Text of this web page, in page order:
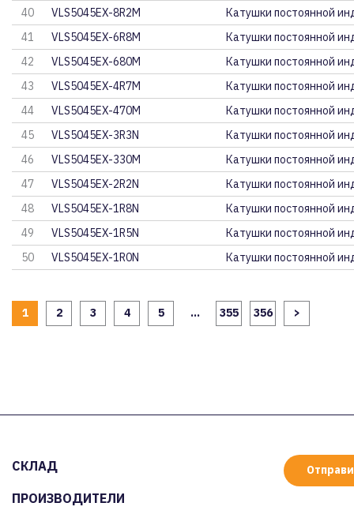
40
VLS5045EX-8R2M
Катушки постоянной
41
VLS5045EX-6R8M
Катушки постоянной
42
VLS5045EX-680M
Катушки постоянной
43
VLS5045EX-4R7M
Катушки постоянной
44
VLS5045EX-470M
Катушки постоянной
45
VLS5045EX-3R3N
Катушки постоянной
46
VLS5045EX-330M
Катушки постоянной
47
VLS5045EX-2R2N
Катушки постоянной
48
VLS5045EX-1R8N
Катушки постоянной
49
VLS5045EX-1R5N
Катушки постоянной
50
VLS5045EX-1R0N Катушки постоянной
1 2 3 4 5 ... 355 356 >
СКЛАД
ПРОИЗВОДИТЕЛИ